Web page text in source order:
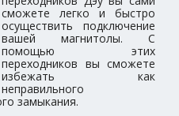
сможете легко и быстро
осуществить подключение
вашей магнитолы. С
помощью этих
переходников вы сможете
избежать как
неправильного
замыкания.